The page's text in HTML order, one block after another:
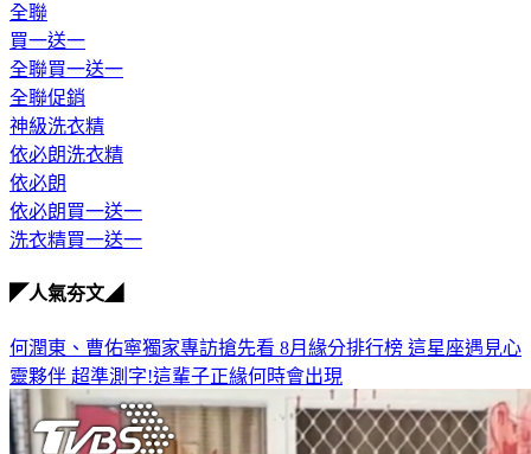
全聯
買一送一
全聯買一送一
全聯促銷
神級洗衣精
依必朗洗衣精
依必朗
依必朗買一送一
洗衣精買一送一
◤人氣夯文◢
何潤東、曹佑寧獨家專訪搶先看 8月緣分排行榜 這星座遇見心
靈夥伴 超準測字!這輩子正緣何時會出現